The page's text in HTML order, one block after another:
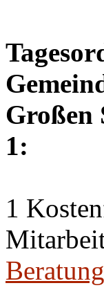
Großen
1:
1